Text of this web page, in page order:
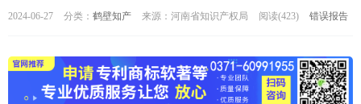
2024-06-27 分类： 鹤壁知产 来源：河南省知识产权局 阅读(423) 错误报告